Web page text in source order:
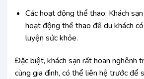
Các hoạt động thể thao: Khách
hoạt động thể thao để du khách
luyện sức khỏe.
Đặc biệt, khách sạn rất hoan nghênh
cùng gia đình, có thể liên hệ trước để